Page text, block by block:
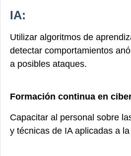
IA:
Utilizar algoritmos de
detectar comportamientos
a posibles ataques.
Formación continua en
Capacitar al personal sobre
y técnicas de IA aplicadas a